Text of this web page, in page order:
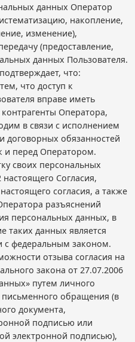
данных Оператор
накопление,
изменение),
(предоставление,
данных Пользователя.
что:
что доступ к
вправе иметь
Оператора,
в связи с исполнением
договорных обязанностей
и перед Оператором.
своих персональных
Согласия,
согласия, а также
разъяснений
персональных данных, в
таких данных является
с федеральным законом.
отзыва согласия на
закона от 27.07.2006
путем личного
обращения (в
документа,
подписью или
электронной подписью),